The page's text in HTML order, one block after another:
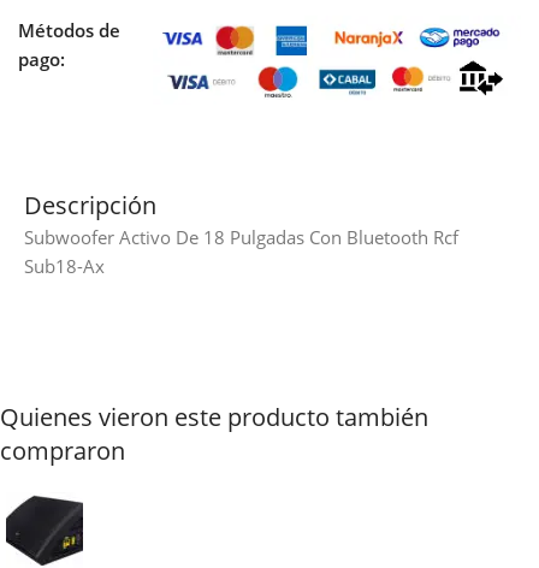
Métodos de
pago:
Descripción
Subwoofer Activo De 18 Pulgadas Con Bluetooth Rcf
Sub18-Ax
Quienes vieron este producto también
compraron